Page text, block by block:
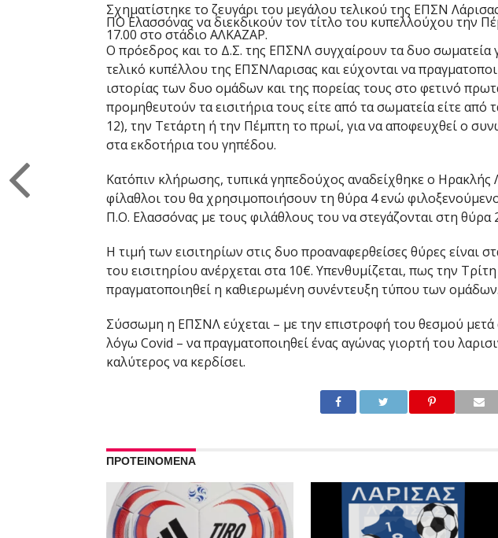
Σχηματίστηκε το ζευγάρι του μεγάλου τελικού της ΕΠΣΝ
ΠΟ Ελασσόνας να διεκδικούν τον τίτλο του κυπελλούχου την
17.00 στο στάδιο ΑΛΚΑΖΑΡ.
Ο πρόεδρος και το Δ.Σ. της ΕΠΣΝΛ συγχαίρουν τα δυο σωματεία
τελικό κυπέλλου της ΕΠΣΝΛαρισας και εύχονται να
ιστορίας των δυο ομάδων και της πορείας τους στο φετινό
προμηθευτούν τα εισιτήρια τους είτε από τα σωματεία είτε
12), την Τετάρτη ή την Πέμπτη το πρωί, για να αποφευχθεί ο
στα εκδοτήρια του γηπέδου.
Κατόπιν κλήρωσης, τυπικά γηπεδούχος αναδείχθηκε ο Ηρακλής
φίλαθλοι του θα χρησιμοποιήσουν τη θύρα 4 ενώ
Π.Ο. Ελασσόνας με τους φιλάθλους του να στεγάζονται στη θύρα
Η τιμή των εισιτηρίων στις δυο προαναφερθείσες θύρες είναι
του εισιτηρίου ανέρχεται στα 10€. Υπενθυμίζεται, πως την
πραγματοποιηθεί η καθιερωμένη συνέντευξη τύπου των ομάδων.
Σύσσωμη η ΕΠΣΝΛ εύχεται – με την επιστροφή του θεσμού
λόγω Covid – να πραγματοποιηθεί ένας αγώνας γιορτή του
καλύτερος να κερδίσει.
ΠΡΟΤΕΙΝΟΜΕΝΑ